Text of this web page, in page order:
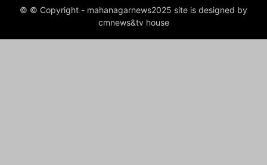
© © Copyright - mahanagarnews2025 site is designed by
cmnews&tv house